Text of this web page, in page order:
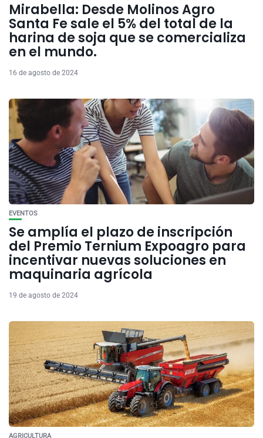
Mirabella: Desde Molinos Agro
Santa Fe sale el 5% del total de la
harina de soja que se comercializa
en el mundo.
16 de agosto de 2024
EVENTOS
Se amplía el plazo de inscripción
del Premio Ternium Expoagro para
incentivar nuevas soluciones en
maquinaria agrícola
19 de agosto de 2024
AGRICULTURA